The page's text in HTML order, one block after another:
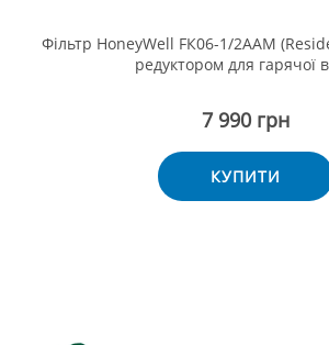
Фільтр HoneyWell FК06-1/2ААМ
редуктором для гарячої
7 990 грн
КУПИТИ